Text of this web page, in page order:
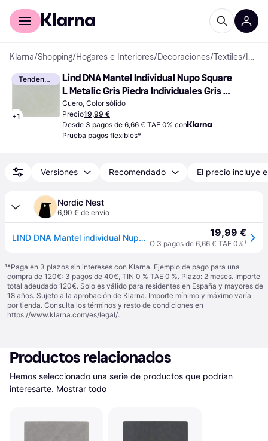
Comprar con Klarna
Klarna/Shopping/Hogares e Interiores/Decoraciones/Textiles/ Individuales
Tendencia
+1
Lind DNA Mantel Individual Nupo Square
L Metalic Gris Piedra Individuales Gris
(45x35cm)
Cuero, Color sólido
Precio19,99 €
Desde 3 pagos de 6,66 € TAE 0% con
Prueba pagos flexibles*
Versiones Recomendado El precio incluye
Nordic Nest
6,90 € de envío
LIND DNA Mantel individual Nupo square L metalic (gris piedra) 19,99 €
O 3 pagos de 6,66 € TAE 0%¹
¹*Paga en 3 plazos sin intereses con Klarna. Ejemplo de pago para una
compra de 120€: 3 pagos de 40€, TIN 0 % TAE 0 %. Plazo: 2 meses. Importe
total adeudado 120€. Solo es válido para residentes en España y mayores de
18 años. Sujeto a la aprobación de Klarna. Importe mínimo y máximo varía
por tienda. Consulta los términos y resto de condiciones en
https://www.klarna.com/es/legal/.
Productos relacionados
Hemos seleccionado una serie de productos que podrían
interesarte. Mostrar todo